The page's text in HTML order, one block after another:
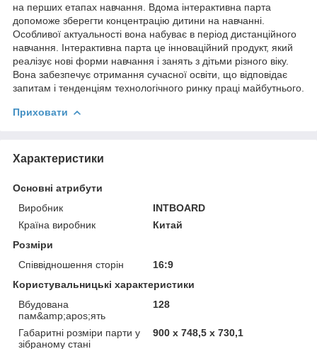
на перших етапах навчання. Вдома інтерактивна парта
допоможе зберегти концентрацію дитини на навчанні.
Особливої актуальності вона набуває в період дистанційного
навчання. Інтерактивна парта це інноваційний продукт, який
реалізує нові форми навчання і занять з дітьми різного віку.
Вона забезпечує отримання сучасної освіти, що відповідає
запитам і тенденціям технологічного ринку праці майбутнього.
Приховати
Характеристики
Основні атрибути
Виробник
INTBOARD
Країна виробник
Китай
Розміри
Співвідношення сторін
16:9
Користувальницькі характеристики
Вбудована
пам&amp;apos;ять
128
Габаритні розміри парти у
зібраному стані
900 х 748,5 х 730,1